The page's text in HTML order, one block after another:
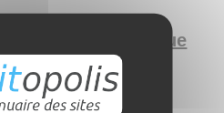
rapport au site que
?